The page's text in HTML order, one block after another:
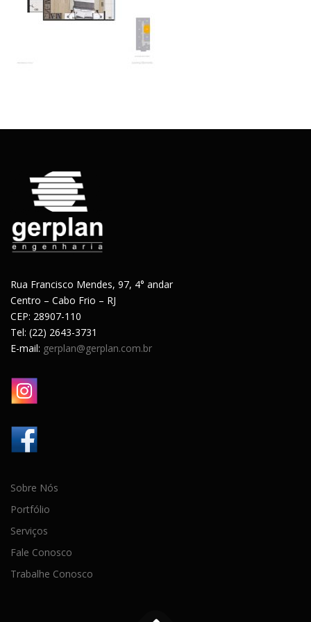
Rua Francisco Mendes, 97, 4° andar
Centro – Cabo Frio – RJ
CEP: 28907-110
Tel: (22) 2643-3731
E-mail: gerplan@gerplan.com.br
Sobre Nós
Portfólio
Serviços
Fale Conosco
Trabalhe Conosco